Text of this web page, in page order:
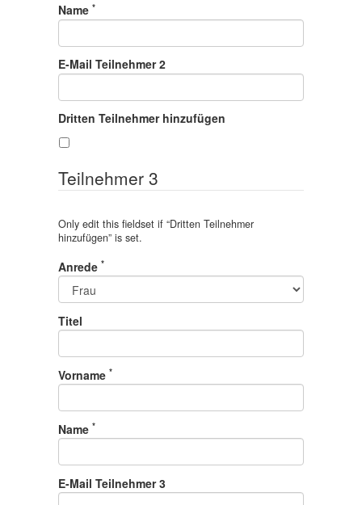
Name *
E-Mail Teilnehmer 2
Dritten Teilnehmer hinzufügen
Teilnehmer 3
Only edit this fieldset if “Dritten Teilnehmer
hinzufügen” is set.
Anrede *
Titel
Vorname *
Name *
E-Mail Teilnehmer 3